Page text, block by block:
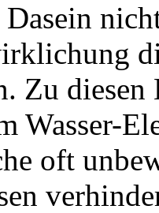
Dasein
Zu
Wasser-
oft